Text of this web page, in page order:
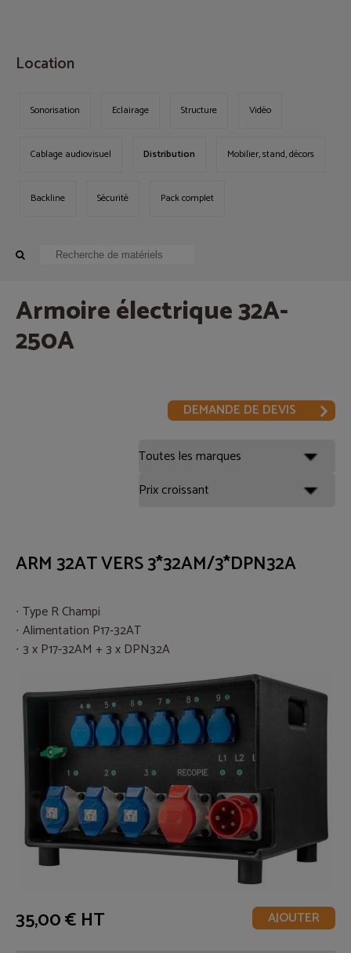
Location
Sonorisation Eclairage Structure Vidéo
Cablage audiovisuel Distribution Mobilier, stand, décors
Backline Sécurité Pack complet
Armoire électrique 32A-
250A
DEMANDE DE DEVIS
ARM 32AT VERS 3*32AM/3*DPN32A
Type R Champi
Alimentation P17-32AT
3 x P17-32AM + 3 x DPN32A
35,00 € HT AJOUTER